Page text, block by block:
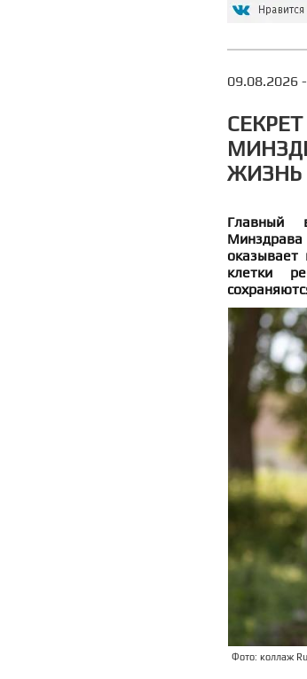
09.08.2026
ЖИЗНЬ
Главный
клетки
Фото: коллаж